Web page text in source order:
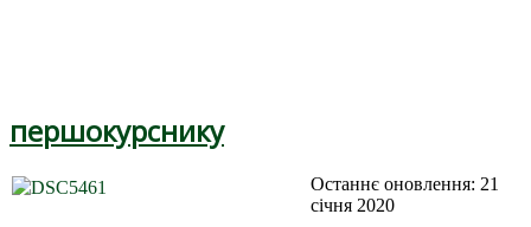
першокурснику
Останнє оновлення: 21
січня 2020